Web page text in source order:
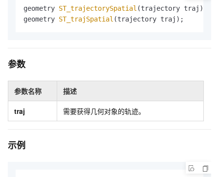
geometry ST_trajectorySpatial (trajectory traj);
geometry ST_trajSpatial (trajectory traj);
参数
参数名称 描述
traj 需要获得几何对象的轨迹。
示例